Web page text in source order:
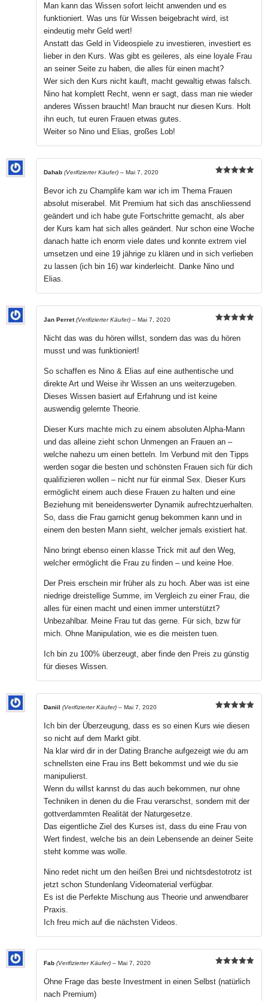
Man kann das Wissen sofort leicht anwenden und es
funktioniert. Was uns für Wissen beigebracht wird, ist
eindeutig mehr Geld wert!
Anstatt das Geld in Videospiele zu investieren, investiert es
lieber in den Kurs. Was gibt es geileres, als eine loyale Frau
an seiner Seite zu haben, die alles für einen macht?
Wer sich den Kurs nicht kauft, macht gewaltig etwas falsch.
Nino hat komplett Recht, wenn er sagt, dass man nie wieder
anderes Wissen braucht! Man braucht nur diesen Kurs. Holt
ihn euch, tut euren Frauen etwas gutes.
Weiter so Nino und Elias, großes Lob!
Dahab (Verifizierter Käufer) – Mai 7, 2020
Bevor ich zu Champlife kam war ich im Thema Frauen
absolut miserabel. Mit Premium hat sich das anschliessend
geändert und ich habe gute Fortschritte gemacht, als aber
der Kurs kam hat sich alles geändert. Nur schon eine Woche
danach hatte ich enorm viele dates und konnte extrem viel
umsetzen und eine 19 jährige zu klären und in sich verlieben
zu lassen (ich bin 16) war kinderleicht. Danke Nino und
Elias.
von 5
Jan Perret(Verifizierter Käufer) – Mai 7, 2020
Nicht das was du hören willst, sondern das was du hören
musst und was funktioniert!
So schaffen es Nino & Elias auf eine authentische und
direkte Art und Weise ihr Wissen an uns weiterzugeben.
Dieses Wissen basiert auf Erfahrung und ist keine
auswendig gelernte Theorie.
Dieser Kurs machte mich zu einem absoluten Alpha-Mann
und das alleine zieht schon Unmengen an Frauen an –
welche nahezu um einen betteln. Im Verbund mit den Tipps
werden sogar die besten und schönsten Frauen sich für dich
qualifizieren wollen – nicht nur für einmal Sex. Dieser Kurs
ermöglicht einem auch diese Frauen zu halten und eine
Beziehung mit beneidenswerter Dynamik aufrechtzuerhalten.
So, dass die Frau garnicht genug bekommen kann und in
einem den besten Mann sieht, welcher jemals existiert hat.
Nino bringt ebenso einen klasse Trick mit auf den Weg,
welcher ermöglicht die Frau zu finden – und keine Hoe.
Der Preis erschein mir früher als zu hoch. Aber was ist eine
niedrige dreistellige Summe, im Vergleich zu einer Frau, die
alles für einen macht und einen immer unterstützt?
Unbezahlbar. Meine Frau tut das gerne. Für sich, bzw für
mich. Ohne Manipulation, wie es die meisten tuen.
Ich bin zu 100% überzeugt, aber finde den Preis zu günstig
für dieses Wissen.
5von 5
Daniil (Verifizierter Käufer) – Mai 7, 2020
Ich bin der Überzeugung, dass es so einen Kurs wie diesen
so nicht auf dem Markt gibt.
Na klar wird dir in der Dating Branche aufgezeigt wie du am
schnellsten eine Frau ins Bett bekommst und wie du sie
manipulierst.
Wenn du willst kannst du das auch bekommen, nur ohne
Techniken in denen du die Frau verarschst, sondern mit der
gottverdammten Realität der Naturgesetze.
Das eigentliche Ziel des Kurses ist, dass du eine Frau von
Wert findest, welche bis an dein Lebensende an deiner Seite
steht komme was wolle.
Nino redet nicht um den heißen Brei und nichtsdestotrotz ist
jetzt schon Stundenlang Videomaterial verfügbar.
Es ist die Perfekte Mischung aus Theorie und anwendbarer
Praxis.
Ich freu mich auf die nächsten Videos.
5von 5
Fab (Verifizierter Käufer) – Mai 7, 2020
Ohne Frage das beste Investment in einen Selbst (natürlich
nach Premium)